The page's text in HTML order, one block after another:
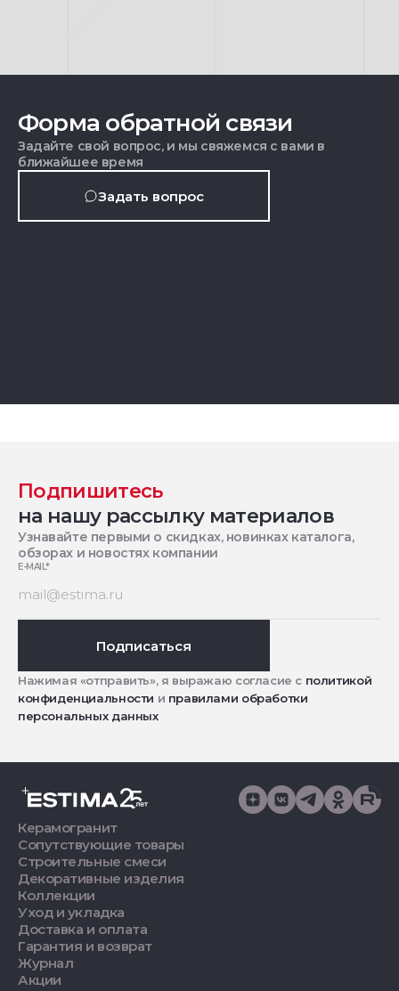
Форма обратной связи
Задайте свой вопрос, и мы свяжемся с вами в
ближайшее время
Задать вопрос
Подпишитесь
на нашу рассылку материалов
Узнавайте первыми о скидках, новинках каталога,
обзорах и новостях компании
E-MAIL*
Подписаться
Нажимая «отправить», я выражаю согласие с политикой
конфиденциальности и правилами обработки
персональных данных
Керамогранит
Сопутствующие товары
Строительные смеси
Декоративные изделия
Коллекции
Уход и укладка
Доставка и оплата
Гарантия и возврат
Журнал
Акции